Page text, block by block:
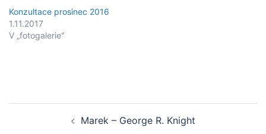
Konzultace prosinec 2016
1.11.2017
V „fotogalerie“
navigation Marek – George R. Knight